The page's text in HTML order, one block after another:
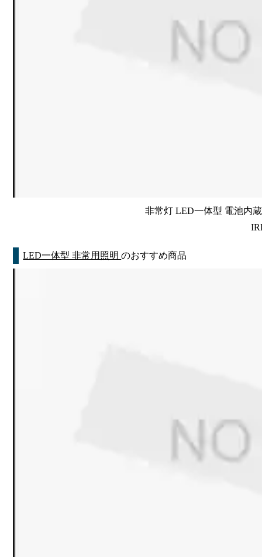
非常灯 LED一体型 電池内
LED一体型 非常用照明のおすすめ商品